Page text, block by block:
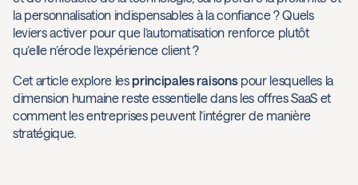
la personnalisation indispensables à la confiance ? Quels
leviers activer pour que l’automatisation renforce plutôt
qu’elle n’érode l’expérience client ?
Cet article explore les principales raisonspour lesquelles la
dimension humaine reste essentielle dans les offres SaaS et
comment les entreprises peuvent l’intégrer de manière
stratégique.